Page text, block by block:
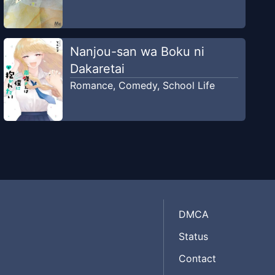
Nanjou-san wa Boku ni
Dakaretai
Romance, Comedy, School Life
DMCA
Status
Contact